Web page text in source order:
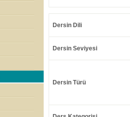
Dersin Dili
Dersin Seviyesi
Dersin Türü